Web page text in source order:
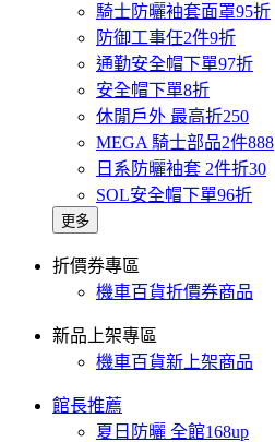
騎士防曬袖套面罩95折
防御工事任2件9折
通勤安全帽下單97折
安全帽下單8折
休閒戶外 最高折250
MEGA 騎士部品2件888
日系防曬袖套 2件折30
SOL安全帽下單96折
更多
折價券專區
機車百貨折價券商品
新品上架專區
機車百貨新上架商品
館長推薦
夏日防曬 全館168up